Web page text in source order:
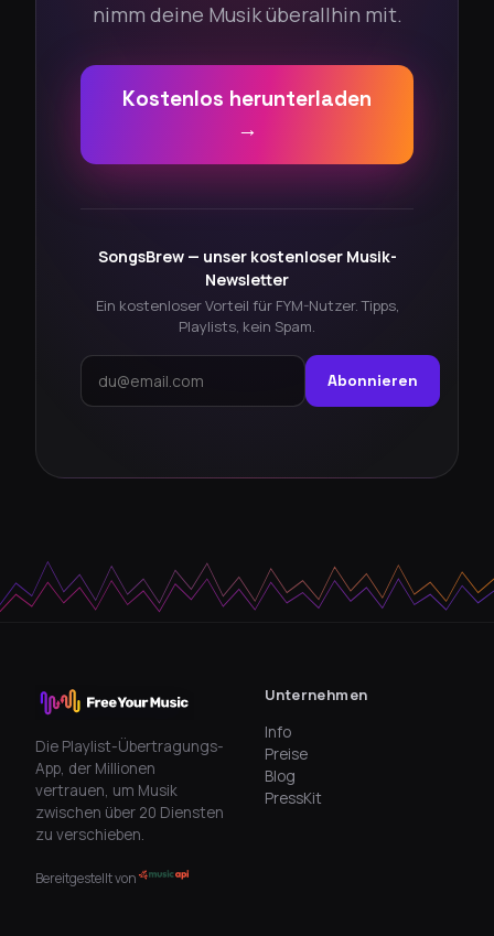
nimm deine Musik überallhin mit.
Kostenlos herunterladen
→
SongsBrew — unser kostenloser Musik-
Newsletter
Ein kostenloser Vorteil für FYM-Nutzer. Tipps,
Playlists, kein Spam.
Abonnieren
Die Playlist-Übertragungs-
App, der Millionen
vertrauen, um Musik
zwischen über 20 Diensten
zu verschieben.
Bereitgestellt von
Unternehmen
Info
Preise
Blog
PressKit